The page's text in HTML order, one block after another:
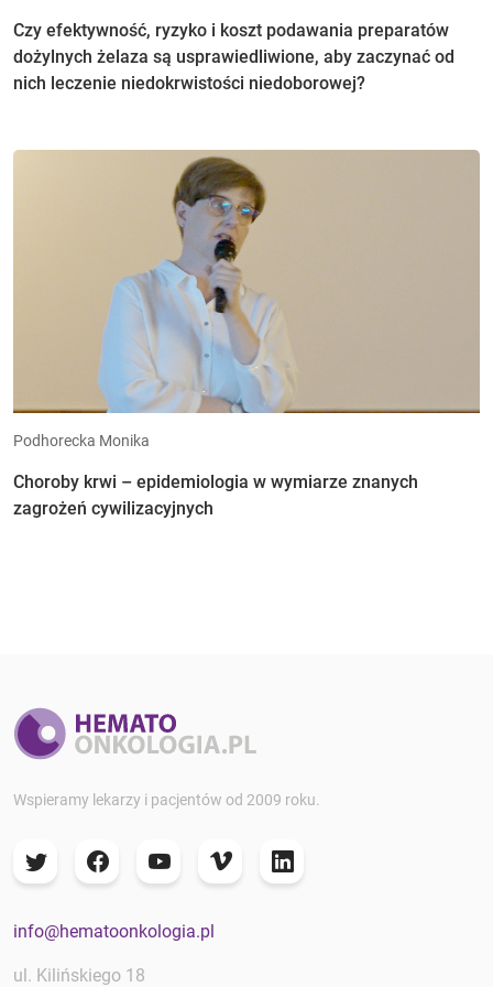
Czy efektywność, ryzyko i koszt podawania preparatów
dożylnych żelaza są usprawiedliwione, aby zaczynać od
nich leczenie niedokrwistości niedoborowej?
Podhorecka Monika
Choroby krwi – epidemiologia w wymiarze znanych
zagrożeń cywilizacyjnych
Wspieramy lekarzy i pacjentów od 2009 roku.
info@hematoonkologia.pl
ul. Kilińskiego 18